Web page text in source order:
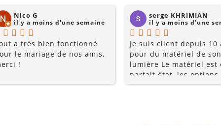
ou extérieur de taille petite à moyenne
?
Nico G
il y a moins d'une semaine
a très bien fonctionné
le mariage de nos amis,
!
serge KHRIMIAN
il y a moins d'une
Je suis client depuis 10
pour du matériel de
lumière Le matériel est
parfait état, les options
multiples, et les prix